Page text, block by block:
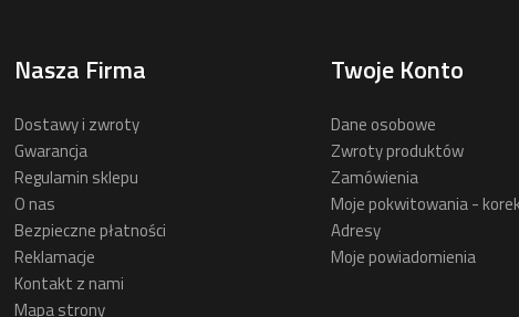
Nasza Firma
Dostawy i zwroty
Gwarancja
Regulamin sklepu
O nas
Bezpieczne płatności
Reklamacje
Kontakt z nami
Mapa strony
Twoje Konto
Dane osobowe
Zwroty produktów
Zamówienia
Moje pokwitowania -
Adresy
Moje powiadomienia